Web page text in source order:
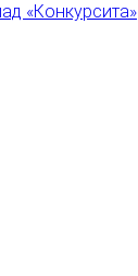
«Конкурсита»